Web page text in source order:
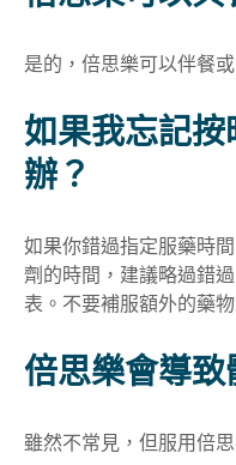
是的，倍思樂可以伴餐
如果我忘記
辦？
如果你錯過指定服藥時
劑的時間，建議略過錯
表。不要補服額外的藥
倍思樂會導
雖然不常見，但服用倍